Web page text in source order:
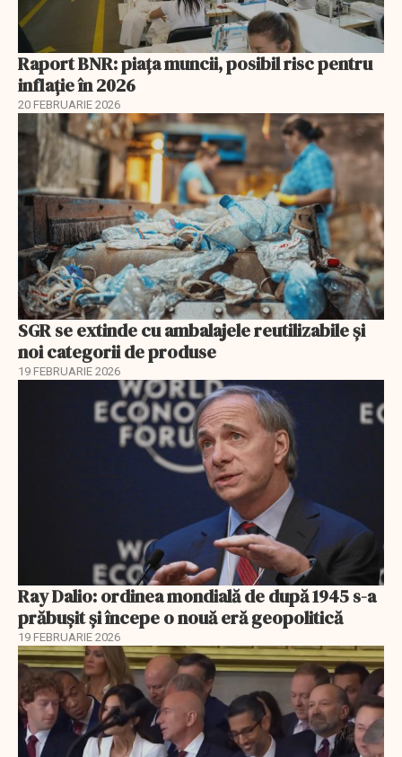
Raport BNR: piața muncii, posibil risc pentru
inflație în 2026
20 FEBRUARIE 2026
SGR se extinde cu ambalajele reutilizabile și
noi categorii de produse
19 FEBRUARIE 2026
Ray Dalio: ordinea mondială de după 1945 s-a
prăbușit și începe o nouă eră geopolitică
19 FEBRUARIE 2026